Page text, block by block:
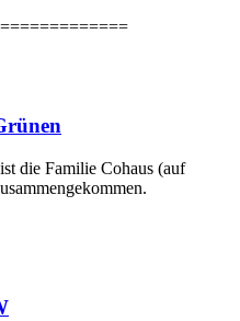
die Familie Cohaus (auf